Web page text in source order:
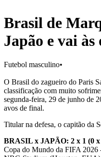
Brasil de
Japão e vai às
Futebol masculino•
O Brasil do zagueiro do Paris
classificação com muito
segunda-feira, 29 de junho de
avos de final.
Titular na defesa, o capitão da
BRASIL x JAPÃO: 2 x 1 (0 x
Copa do Mundo da FIFA 2026